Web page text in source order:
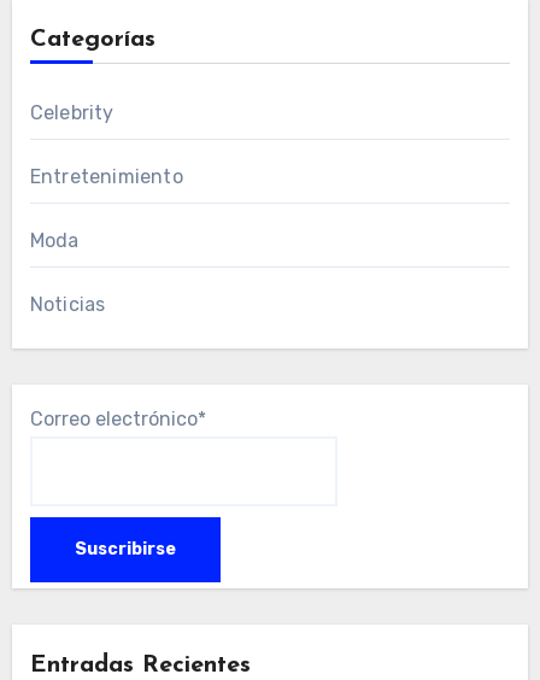
Categorías
Celebrity
Entretenimiento
Moda
Noticias
Correo electrónico*
Entradas Recientes